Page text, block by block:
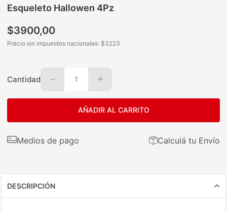
Esqueleto Hallowen 4Pz
$3900,00
Precio sin impuestos nacionales: $3223
Cantidad 1
AÑADIR AL CARRITO
Medios de pago Calculá tu Envío
DESCRIPCIÓN